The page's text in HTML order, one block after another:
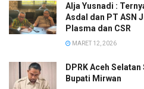
Alja Yusnadi :
Asdal dan PT ASN
Plasma dan CSR
MARET 12, 2026
DPRK Aceh
Bupati Mirwan